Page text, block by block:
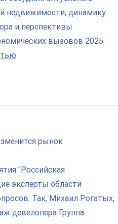
недвижимости, динамику
и перспективы
вызовов 2025
рынок
"Российская
эксперты области
Так, Михаил Рогатых,
девелопера Группа